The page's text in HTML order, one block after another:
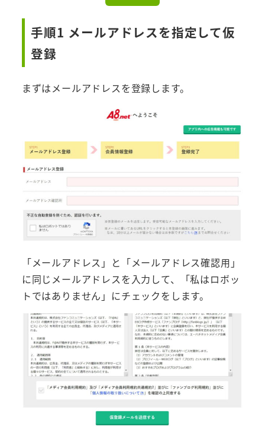
手順1 メールアドレスを指定して仮
登録
まずはメールアドレスを登録します。
「メールアドレス」と「メールアドレス確認用」
に同じメールアドレスを入力して、「私はロボッ
トではありません」にチェックをします。